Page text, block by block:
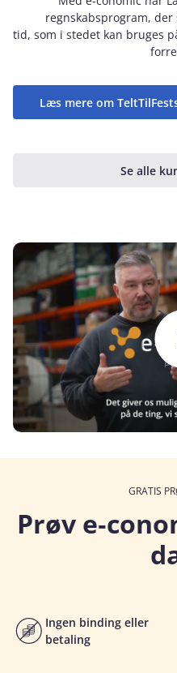
regnskabsprogram,
tid, som i stedet kan bruges
Læs mere om
Se alle
GRATIS
Prøv
Ingen binding eller
betaling